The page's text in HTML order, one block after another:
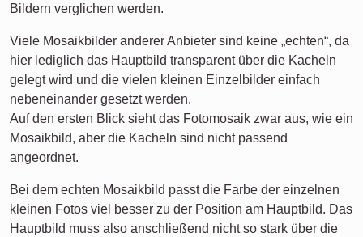
Bildern verglichen werden.
Viele Mosaikbilder anderer Anbieter sind keine „echten“, da
hier lediglich das Hauptbild transparent über die Kacheln
gelegt wird und die vielen kleinen Einzelbilder einfach
nebeneinander gesetzt werden.
Auf den ersten Blick sieht das Fotomosaik zwar aus, wie ein
Mosaikbild, aber die Kacheln sind nicht passend
angeordnet.
Bei dem echten Mosaikbild passt die Farbe der einzelnen
kleinen Fotos viel besser zu der Position am Hauptbild. Das
Hauptbild muss also anschließend nicht so stark über die